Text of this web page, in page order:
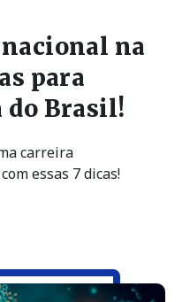
na
para
Brasil!
carreira
essas 7 dicas!